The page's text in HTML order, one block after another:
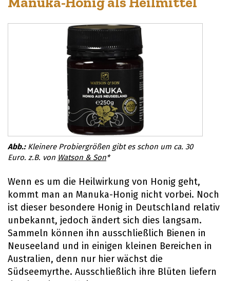
Kleinere Probiergrößen gibt es schon um ca. 30
Euro. z.B. von Watson & Son*
Wenn es um die Heilwirkung von Honig geht,
kommt man an Manuka-Honig nicht vorbei. Noch
ist dieser besondere Honig in Deutschland relativ
unbekannt, jedoch ändert sich dies langsam.
Sammeln können ihn ausschließlich Bienen in
Neuseeland und in einigen kleinen Bereichen in
Australien, denn nur hier wächst die
Südseemyrthe. Ausschließlich ihre Blüten liefern